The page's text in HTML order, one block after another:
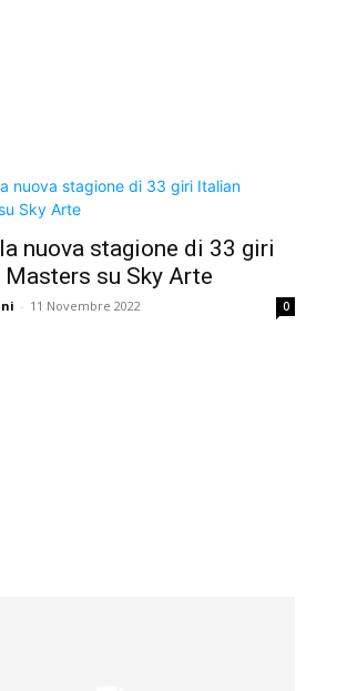
nuova stagione di 33 giri
su Sky Arte
- 11 Novembre 2022 0